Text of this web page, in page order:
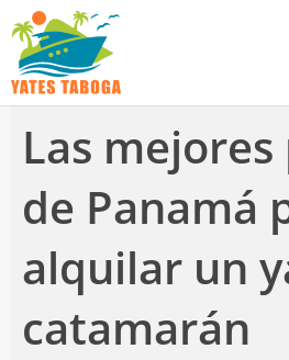
Las mejores
de Panamá
alquilar un
catamarán